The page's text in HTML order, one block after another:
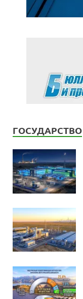
ГОСУДАРСТВО